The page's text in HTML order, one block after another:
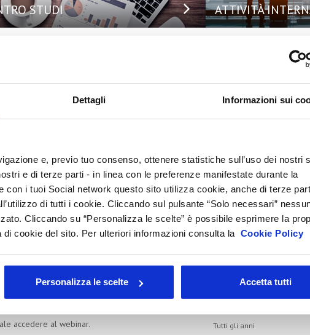
Dettagli Informazioni sui
e, previo tuo consenso, ottenere statistiche sull’uso dei nostri
e di terze parti - in linea con le preferenze manifestate durante la
con i tuoi Social network questo sito utilizza cookie, anche di terze
di tutti i cookie. Cliccando sul pulsante “Solo necessari”
Cliccando su “Personalizza le scelte” è possibile esprimere la
cookie del sito. Per ulteriori informazioni consulta la Cookie Policy
Personalizza le scelte Accetta tutti
STUDI ATTIVITÀ
cosmetico: scopri
2026 (15:00–16:30) e scopri come
energetica e digitalizzazione.
di innovazione e sostenibilità in opportunità
e digitali
tuoi prodotti
dell'
informativa sulla privacy
accedere al webinar.
Elenco Completo
Assemblea
Convegno tecnico
Information Day
Beauty Links
Beauty Report
Incontri tematici
Eventi Speciali
Leonardo Genio e
Milano Beauty Week
Tutti gli anni